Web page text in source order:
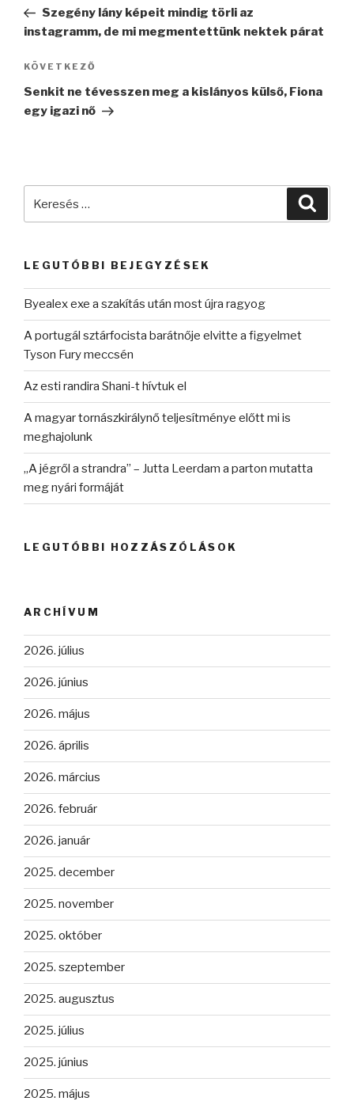
bejegyzés
Szegény lány képeit mindig törli az
instagramm, de mi megmentettünk nektek párat
Következő
bejegyzés
KÖVETKEZŐ
Senkit ne tévesszen meg a kislányos külső, Fiona
egy igazi nő
LEGUTÓBBI BEJEGYZÉSEK
Byealex exe a szakítás után most újra ragyog
A portugál sztárfocista barátnője elvitte a figyelmet
Tyson Fury meccsén
Az esti randira Shani-t hívtuk el
A magyar tornászkirálynő teljesítménye előtt mi is
meghajolunk
„A jégről a strandra” – Jutta Leerdam a parton mutatta
meg nyári formáját
LEGUTÓBBI HOZZÁSZÓLÁSOK
ARCHÍVUM
2026. július
2026. június
2026. május
2026. április
2026. március
2026. február
2026. január
2025. december
2025. november
2025. október
2025. szeptember
2025. augusztus
2025. július
2025. június
2025. május